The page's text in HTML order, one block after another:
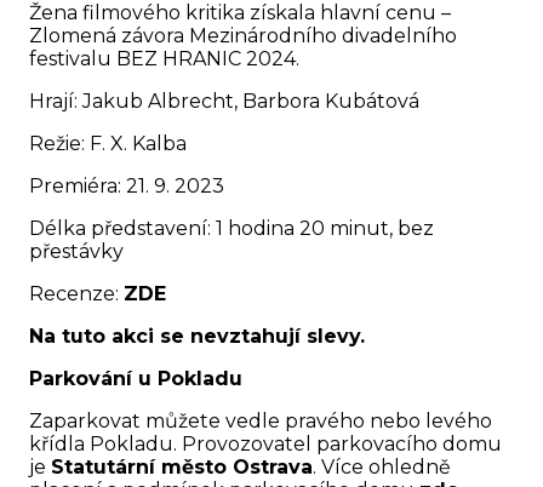
Žena filmového kritika získala hlavní cenu –
Zlomená závora Mezinárodního divadelního
festivalu BEZ HRANIC 2024.
Hrají: Jakub Albrecht, Barbora Kubátová
Režie: F. X. Kalba
Premiéra: 21. 9. 2023
Délka představení: 1 hodina 20 minut, bez
přestávky
Recenze: ZDE
Na tuto akci se nevztahují slevy.
Parkování u Pokladu
Zaparkovat můžete vedle pravého nebo levého
křídla Pokladu. Provozovatel parkovacího domu
je Statutární město Ostrava. Více ohledně